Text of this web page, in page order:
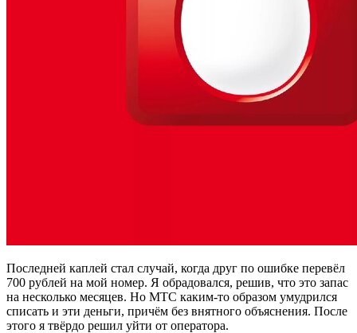
Последней каплей стал случай, когда друг по ошибке перевёл
700 рублей на мой номер. Я обрадовался, решив, что это запас
на несколько месяцев. Но МТС каким-то образом умудрился
списать и эти деньги, причём без внятного объяснения. После
этого я твёрдо решил уйти от оператора.